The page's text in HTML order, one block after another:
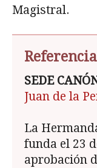
Magistral.
SEDE
Juan de la
La
funda el 23
aprobación